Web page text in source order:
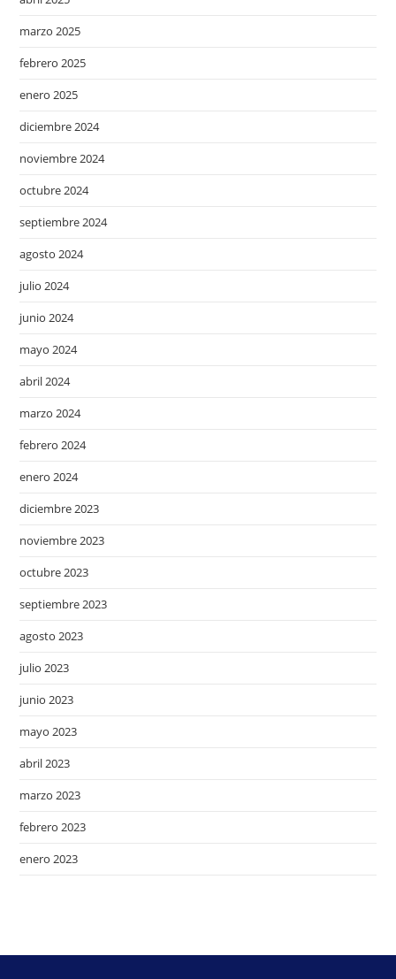
marzo 2025
febrero 2025
enero 2025
diciembre 2024
noviembre 2024
octubre 2024
septiembre 2024
agosto 2024
julio 2024
junio 2024
mayo 2024
abril 2024
marzo 2024
febrero 2024
enero 2024
diciembre 2023
noviembre 2023
octubre 2023
septiembre 2023
agosto 2023
julio 2023
junio 2023
mayo 2023
abril 2023
marzo 2023
febrero 2023
enero 2023